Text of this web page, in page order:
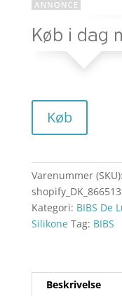
Køb
Varenummer (SKU):
Kategori: BIBS De
Silikone Tag: BIBS
Beskrivelse